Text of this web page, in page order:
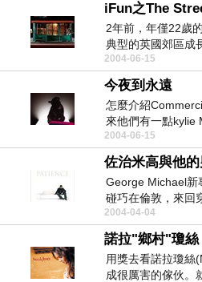
iFun之The
2年前，年僅22歲
典型的英國郊區成
2004-06-15
今夜到永遠
怎麼介紹
來他們有一點kylie
2004-06-15
佐治米高與他的
George Michael新
碰巧在倫敦，來回
2004-04-04
諾拉"鄉村"瓊絲
用獎去看諾拉瓊絲
成很厲害的傢伙。